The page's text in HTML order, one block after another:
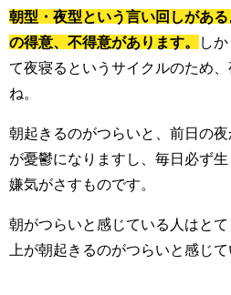
朝型・夜型という言い回しがあ
の得意、不得意があります。
し
て夜寝るというサイクルのため
ね。
朝起きるのがつらいと、前日の
が憂鬱になりますし、毎日必ず
嫌気がさすものです。
朝がつらいと感じている人はと
上が朝起きるのがつらいと感じて